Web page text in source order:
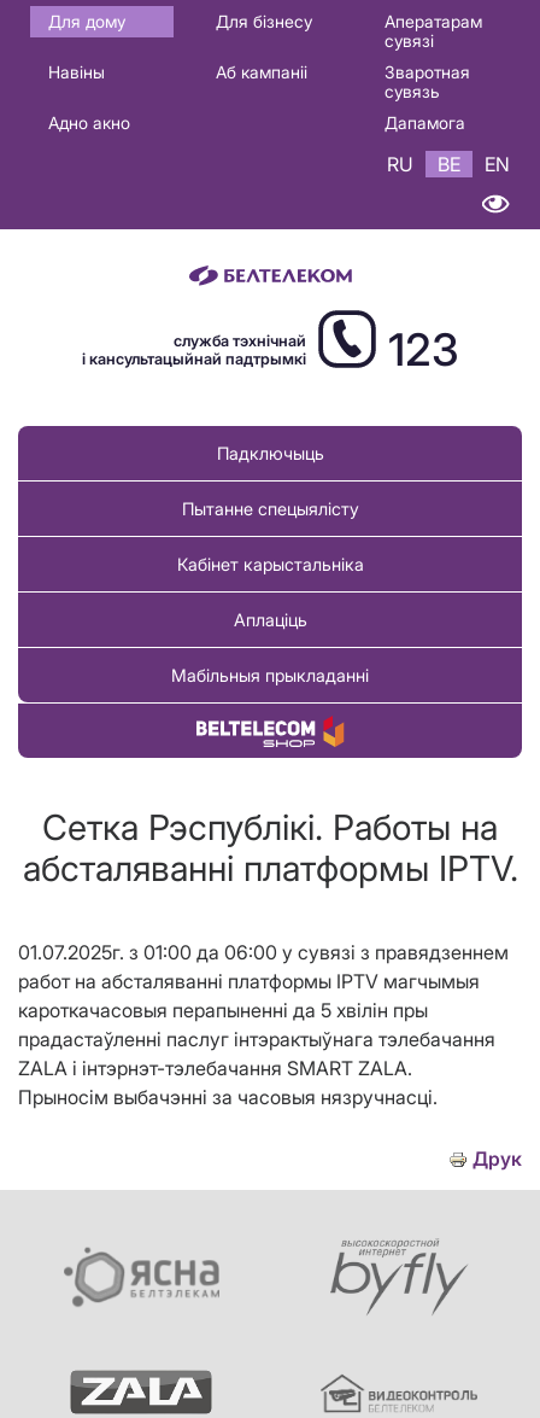
Основная
навигация
Для дому Для бізнесу
Аператарам
сувязі
Навіны
Аб кампаніі
Зваротная
сувязь
Адно акно
Дапамога
RU BE EN
служба тэхнічнай
і кансультацыйнай падтрымкі
123
Падключыць
Пытанне спецыялісту
Кабінет карыстальніка
Аплаціць
Мабільныя прыкладанні
Купіць тавар
Сетка Рэспублікі. Работы на
абсталяванні платформы IPTV.
01.07.2025г. з 01:00 да 06:00 у сувязі з правядзеннем
работ на абсталяванні платформы IPTV магчымыя
кароткачасовыя перапыненні да 5 хвілін пры
прадастаўленні паслуг інтэрактыўнага тэлебачання
ZALA і інтэрнэт-тэлебачання SMART ZALA.
Прыносім выбачэнні за часовыя нязручнасці.
Друк